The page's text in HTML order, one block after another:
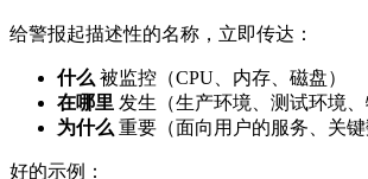
给警报起描述性的名称，立即传达：
什么 被监控（CPU、内存、磁盘）
在哪里 发生（生产环境、测试环境、
为什么 重要（面向用户的服务、关键
好的示例：